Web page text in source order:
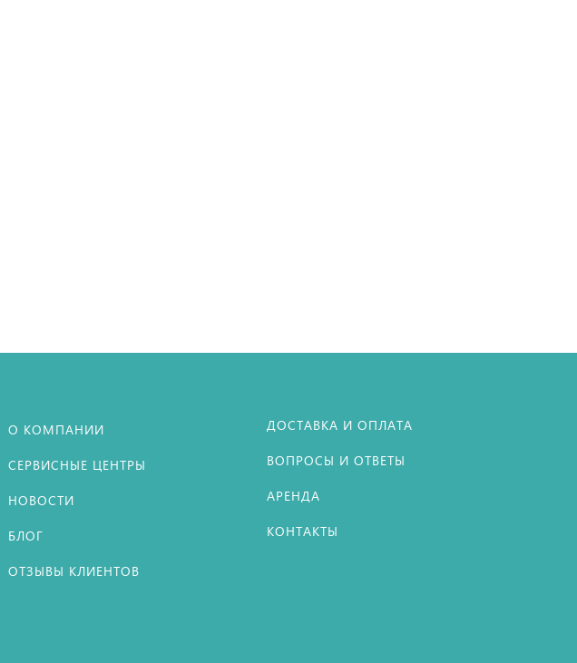
О КОМПАНИИ
СЕРВИСНЫЕ ЦЕНТРЫ
НОВОСТИ
БЛОГ
ОТЗЫВЫ КЛИЕНТОВ
ДОСТАВКА И ОПЛАТА
ВОПРОСЫ И ОТВЕТЫ
АРЕНДА
КОНТАКТЫ